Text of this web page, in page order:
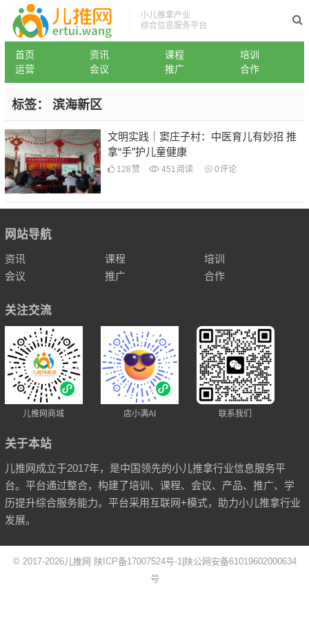
小儿推拿产业
综合信息服务平台
首页 资讯 课程
培训
运营
会议 推广 合作
标签： 滨海新区
文明实践｜窦庄子村：中医育儿有妙招 推
拿“手”护儿童健康
128 赞 451 阅读 0评论
网站导航
资讯 课程
培训
会议
推广 合作
关注交流
儿推网商城 店小满AI 联系我们
关于本站
儿推网成立于2017年，是中国领先的小儿推拿行业信息服务平
台。平台通过整合，构建了培训、课程、会议、产品、推广、学
历提升综合服务能力。平台采用互联网+模式，助力小儿推拿行业
发展。
© 2017-2026儿推网 陕ICP备17007524号-1 |陕公网安备61019602000634
号